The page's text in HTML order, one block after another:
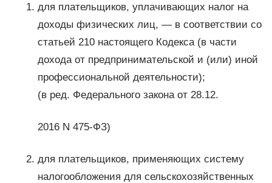
для плательщиков, уплачивающих налог на
доходы физических лиц, — в соответствии со
статьей 210 настоящего Кодекса (в части
дохода от предпринимательской и (или) иной
профессиональной деятельности);
(в ред. Федерального закона от 28.12.
2016 N 475-ФЗ)
для плательщиков, применяющих систему
налогообложения для сельскохозяйственных